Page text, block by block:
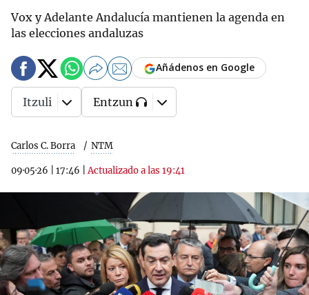
Vox y Adelante Andalucía mantienen la agenda en
las elecciones andaluzas
Carlos C. Borra NTM
09·05·26 17:46 |Actualizado a las 19:41
Añádenos en Google
Itzuli Entzun